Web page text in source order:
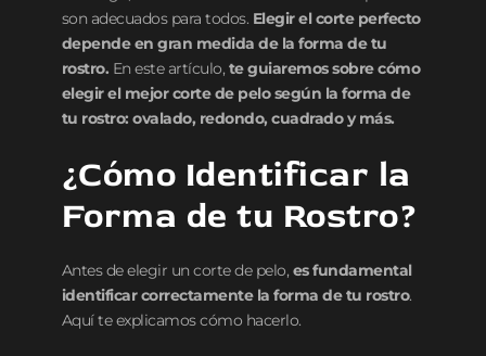
b
o
o
k
A
p
p
ar
ti
r
son adecuados para todos. Elegir el corte perfecto
depende en gran medida de la forma de tu
rostro. En este artículo,te guiaremos sobre cómo
elegir el mejor corte de pelo según la forma de
tu rostro: ovalado, redondo, cuadrado y más.
¿Cómo Identificar la
Forma de tu Rostro?
Antes de elegir un corte de pelo,es fundamental
identificar correctamente la forma de tu rostro.
Aquí te explicamos cómo hacerlo.